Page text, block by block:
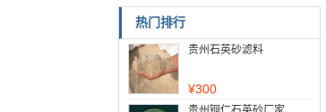
热门排行
贵州石英砂滤料
¥300